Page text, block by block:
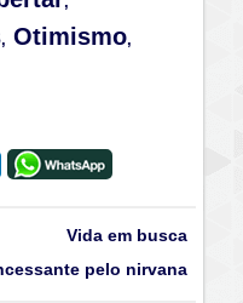
, Otimismo,
Vida em busca
pelo nirvana